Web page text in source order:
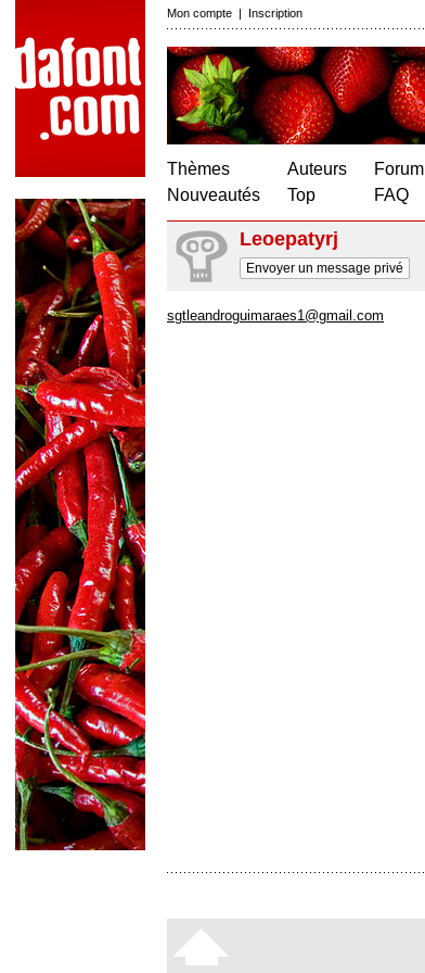
Mon compte | Inscription
Thèmes
Nouveautés
Auteurs
Top
Forum
FAQ
Leoepatyrj
Envoyer un message privé
sgtleandroguimaraes1@gmail.com